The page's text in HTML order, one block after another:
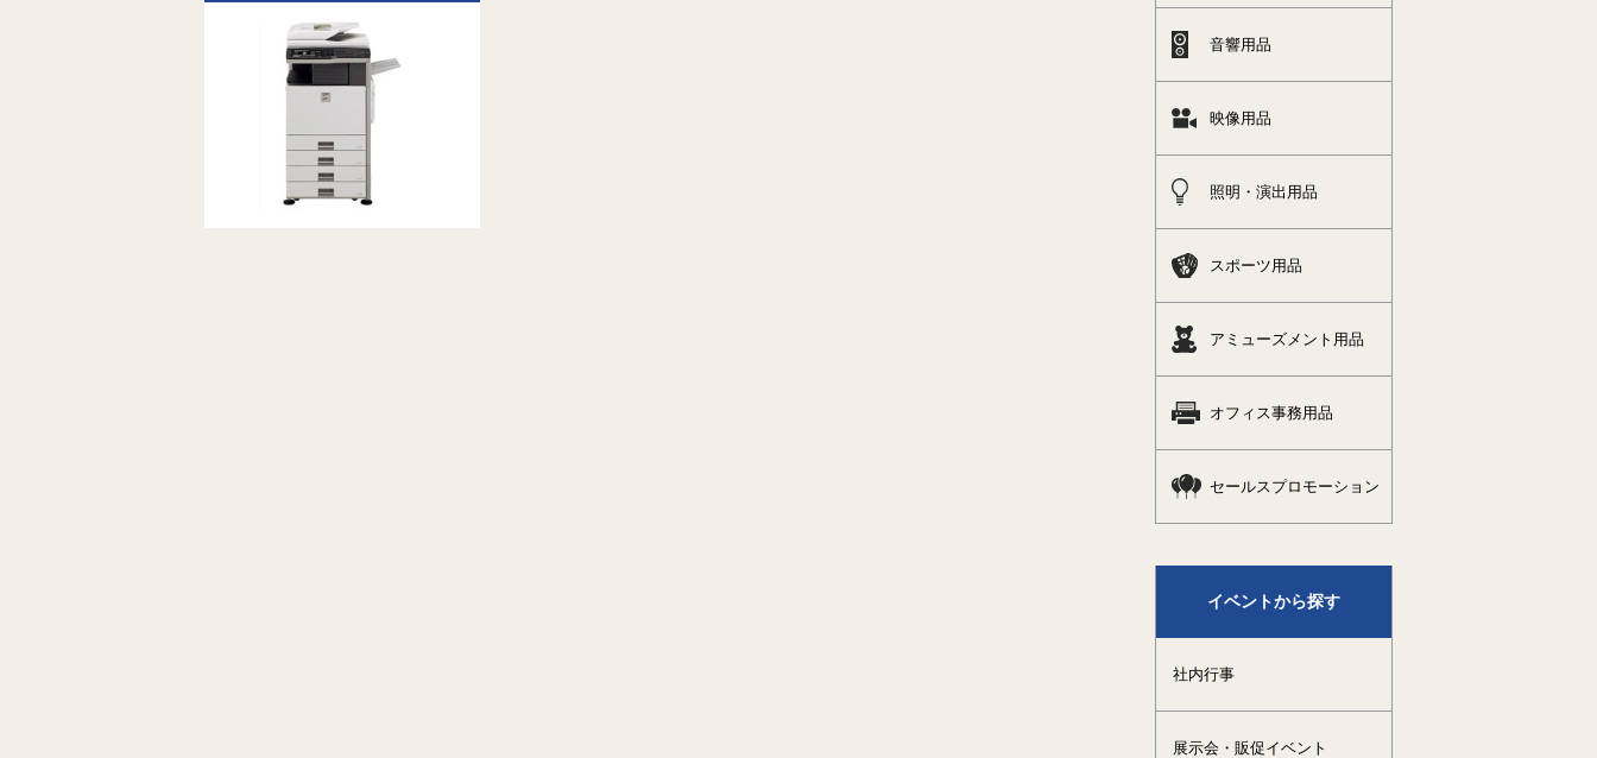
音響用品
映像用品
照明・演出用品
スポーツ用品
アミューズメント用品
オフィス事務用品
セールスプロモーション
イベントから探す
社内行事
展示会・販促イベント